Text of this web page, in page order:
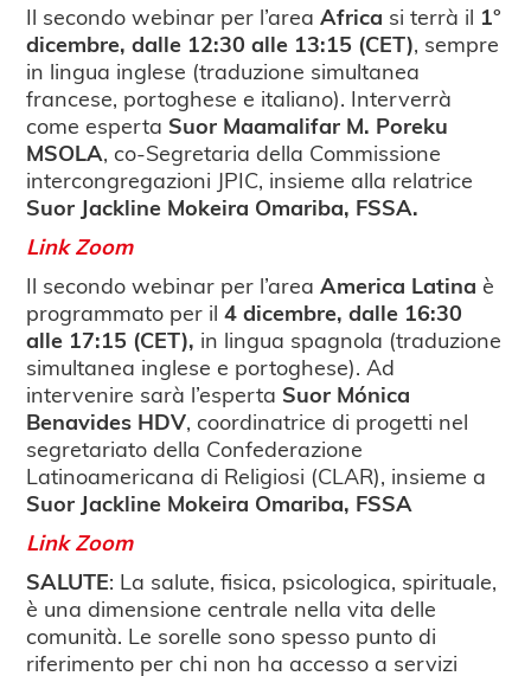
Il secondo webinar per l’areaAfrica si terrà il 1°
dicembre, dalle 12:30 alle 13:15 (CET), sempre
in lingua inglese (traduzione simultanea
francese, portoghese e italiano). Interverrà
come esperta Suor Maamalifar M. Poreku
MSOLA, co-Segretaria della Commissione
intercongregazioni JPIC, insieme alla relatrice
Suor Jackline Mokeira Omariba, FSSA.
Link Zoom
Il secondo webinar per l’areaAmerica Latinaè
programmato per il4 dicembre, dalle 16:30
alle 17:15 (CET), in lingua spagnola (traduzione
simultanea inglese e portoghese). Ad
intervenire sarà l’esperta Suor Mónica
Benavides HDV, coordinatrice di progetti nel
segretariato della Confederazione
Latinoamericana di Religiosi (CLAR), insieme a
Suor Jackline Mokeira Omariba, FSSA
Link Zoom
SALUTE: La salute, fisica, psicologica, spirituale,
è una dimensione centrale nella vita delle
comunità. Le sorelle sono spesso punto di
riferimento per chi non ha accesso a servizi